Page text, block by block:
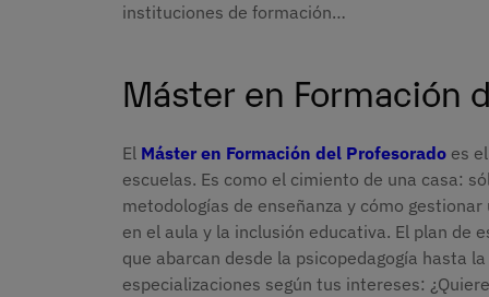
instituciones de formación…
Máster en Formación
El Máster en Formación del Profesorado es
escuelas. Es como el cimiento de una casa:
metodologías de enseñanza y cómo
en el aula y la inclusión educativa. El plan de
que abarcan desde la psicopedagogía hasta
especializaciones según tus intereses: